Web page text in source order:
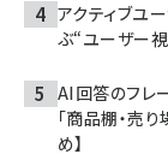
アクティブユ
ぶ“ユーザー
AI回答のフレ
「商品棚・売
め】